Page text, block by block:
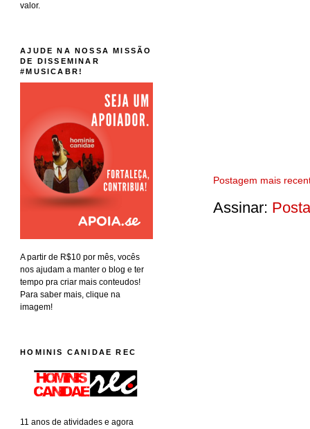
Postagem mais
Assinar:
valor.
AJUDE NA NOSSA MISSÃO
DE DISSEMINAR
#MUSICABR!
A partir de R$10 por mês, vocês
nos ajudam a manter o blog e ter
tempo pra criar mais conteudos!
Para saber mais, clique na
imagem!
HOMINIS CANIDAE REC
11 anos de atividades e agora